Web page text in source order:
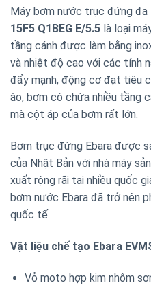
Máy bơm nước trục đứng đa
15F5 Q1BEG E/5.5 là loại
tầng cánh được làm bằng
và nhiệt độ cao với các tính
đẩy mạnh, động cơ đạt tiêu
ào, bơm có chứa nhiều tầng
mà cột áp của bơm rất lớn.
Bơm trục đứng Ebara được
của Nhật Bản với nhà máy
xuất rộng rãi tại nhiều quốc
bơm nước Ebara đã trở nên
quốc tế.
Vật liệu chế tạo Ebara
Vỏ moto hợp kim nhôm